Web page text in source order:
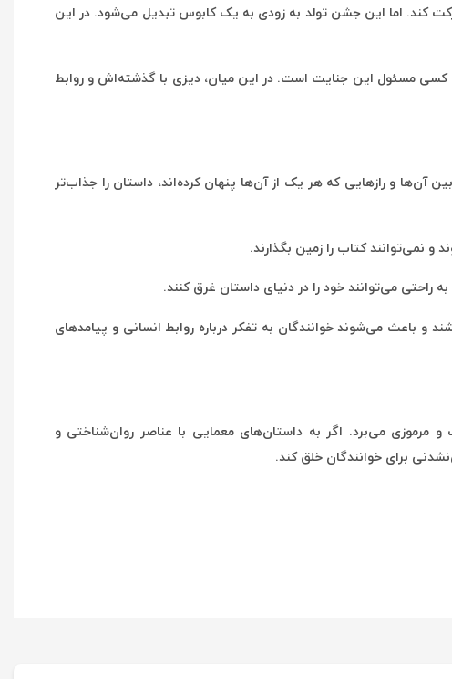
کند. اما این جشن تولد به زودی به یک کابوس تبدیل می‌شود. در این
کسی مسئول این جنایت است. در این میان، دیزی با گذشته‌اش و روابط
و رازهایی که هر یک از آن‌ها پنهان کرده‌اند، داستان را جذاب‌تر
و باعث می‌شوند خوانندگان به تفکر درباره روابط انسانی و پیامدهای
می‌برد. اگر به داستان‌های معمایی با عناصر روان‌شناختی و
برای خوانندگان خلق کند.